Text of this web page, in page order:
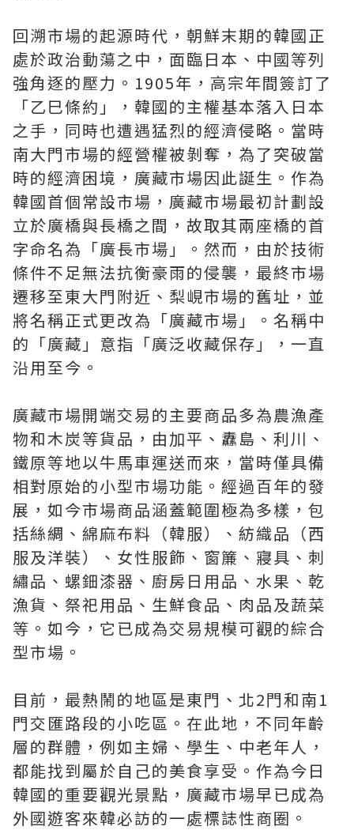
回溯市場的起源時代，朝鮮末期的韓國正
處於政治動蕩之中，面臨日本、中國等列
強角逐的壓力。1905年，高宗年間簽訂了
「乙巳條約」，韓國的主權基本落入日本
之手，同時也遭遇猛烈的經濟侵略。當時
南大門市場的經營權被剝奪，為了突破當
時的經濟困境，廣藏市場因此誕生。作為
韓國首個常設市場，廣藏市場最初計劃設
立於廣橋與長橋之間，故取其兩座橋的首
字命名為「廣長市場」。然而，由於技術
條件不足無法抗衡豪雨的侵襲，最終市場
遷移至東大門附近、梨峴市場的舊址，並
將名稱正式更改為「廣藏市場」。名稱中
的「廣藏」意指「廣泛收藏保存」，一直
沿用至今。
廣藏市場開端交易的主要商品多為農漁產
物和木炭等貨品，由加平、纛島、利川、
鐵原等地以牛馬車運送而來，當時僅具備
相對原始的小型市場功能。經過百年的發
展，如今市場商品涵蓋範圍極為多樣，包
括絲綢、綿麻布料（韓服）、紡織品（西
服及洋裝）、女性服飾、窗簾、寢具、刺
繡品、螺鈿漆器、廚房日用品、水果、乾
漁貨、祭祀用品、生鮮食品、肉品及蔬菜
等。如今，它已成為交易規模可觀的綜合
型市場。
目前，最熱鬧的地區是東門、北2門和南1
門交匯路段的小吃區。在此地，不同年齡
層的群體，例如主婦、學生、中老年人，
都能找到屬於自己的美食享受。作為今日
韓國的重要觀光景點，廣藏市場早已成為
外國遊客來韓必訪的一處標誌性商圈。